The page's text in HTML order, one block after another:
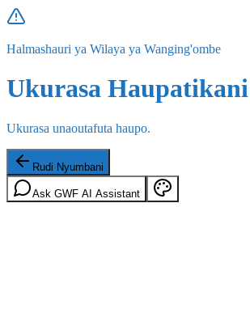
Halmashauri ya Wilaya ya Wanging'ombe
Ukurasa Haupatikani
Ukurasa unaoutafuta haupo.
Rudi Nyumbani
Ask GWF AI Assistant